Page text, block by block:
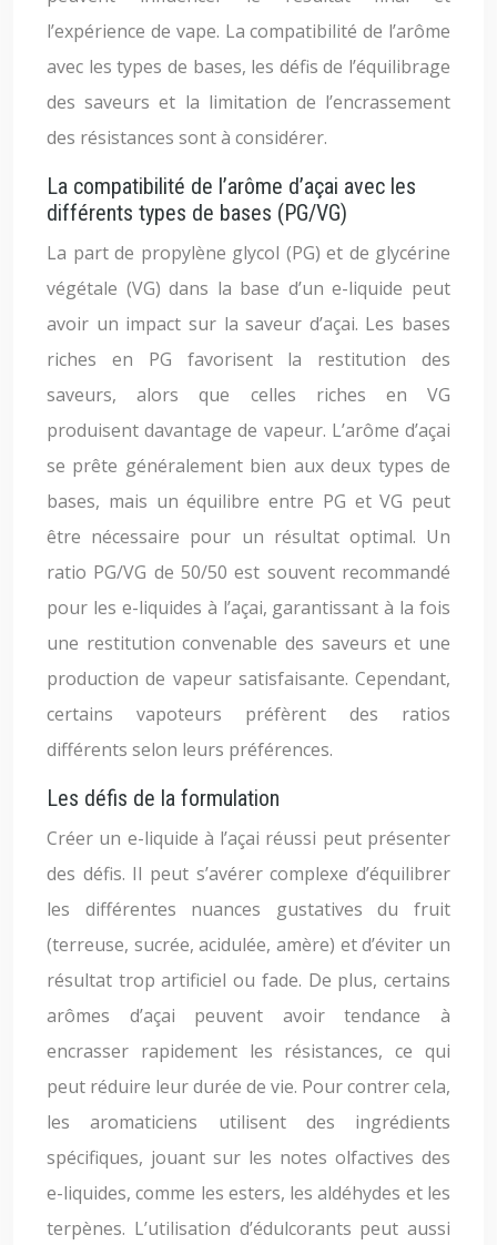
l’expérience de vape. La compatibilité de l’arôme
avec les types de bases, les défis de l’équilibrage
des saveurs et la limitation de l’encrassement
des résistances sont à considérer.
La compatibilité de l’arôme d’açai avec les
différents types de bases (PG/VG)
La part de propylène glycol (PG) et de glycérine
végétale (VG) dans la base d’un e-liquide peut
avoir un impact sur la saveur d’açai. Les bases
riches en PG favorisent la restitution des
saveurs, alors que celles riches en VG
produisent davantage de vapeur. L’arôme d’açai
se prête généralement bien aux deux types de
bases, mais un équilibre entre PG et VG peut
être nécessaire pour un résultat optimal. Un
ratio PG/VG de 50/50 est souvent recommandé
pour les e-liquides à l’açai, garantissant à la fois
une restitution convenable des saveurs et une
production de vapeur satisfaisante. Cependant,
certains vapoteurs préfèrent des ratios
différents selon leurs préférences.
Les défis de la formulation
Créer un e-liquide à l’açai réussi peut présenter
des défis. Il peut s’avérer complexe d’équilibrer
les différentes nuances gustatives du fruit
(terreuse, sucrée, acidulée, amère) et d’éviter un
résultat trop artificiel ou fade. De plus, certains
arômes d’açai peuvent avoir tendance à
encrasser rapidement les résistances, ce qui
peut réduire leur durée de vie. Pour contrer cela,
les aromaticiens utilisent des ingrédients
spécifiques, jouant sur les notes olfactives des
e-liquides, comme les esters, les aldéhydes et les
terpènes. L’utilisation d’édulcorants peut aussi